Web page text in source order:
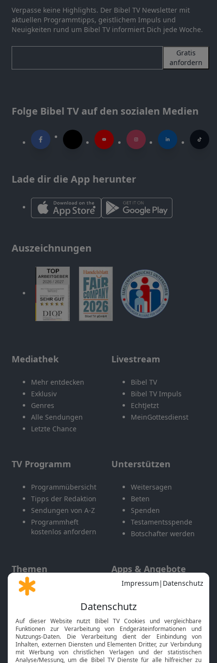
Verpasse keine Highlights. Der Bibel TV Newsletter mit
aktuellen Programmtipps, geistlichem Impuls und
Neuigkeiten rund um Bibel TV informiert Dich jede Woche.
Gratis
anfordern
Folge Bibel TV auf den sozialen Medien
Lade dir die App herunter
Auszeichnungen
Mediathek
Mehr entdecken
Exklusiv
Genres
Alle Sendungen
Letzte Chance
Livestream
Bibel TV
Bibel TV Impuls
EchtJetzt
MeinGottesdienst
TV Programm
Programmübersicht
Tipps der Redaktion
Sendungen von A-Z
Programmheft
kostenlos anfordern
Unterstützen
Weitersagen
Beten
Spenden
Testamentsspende
Botschafter werden
Themen
Gott und Bibel erklärt
Neuigkeiten
Apps & Angebote
Mobile App
Smart TV
HbbTV
Bibelthek Online-Bibel